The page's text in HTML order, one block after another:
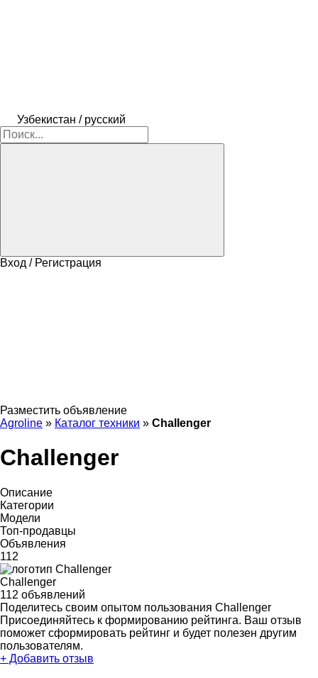
Узбекистан / русский
Вход / Регистрация
Разместить объявление
Agroline » Каталог техники » Challenger
Challenger
Описание
Категории
Модели
Топ-продавцы
Объявления
112
Challenger
112 объявлений
Поделитесь своим опытом пользования Challenger
Присоединяйтесь к формированию рейтинга. Ваш отзыв
поможет сформировать рейтинг и будет полезен другим
пользователям.
+ Добавить отзыв